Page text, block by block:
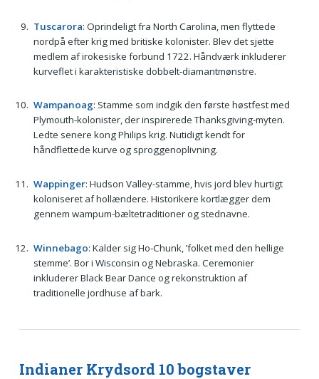
Tuscarora: Oprindeligt fra North Carolina, men flyttede
nordpå efter krig med britiske kolonister. Blev det sjette
medlem af irokesiske forbund 1722. Håndværk inkluderer
kurveflet i karakteristiske dobbelt-diamantmønstre.
Wampanoag: Stamme som indgik den første høstfest med
Plymouth-kolonister, der inspirerede Thanksgiving-myten.
Ledte senere kong Philips krig. Nutidigt kendt for
håndflettede kurve og sproggenoplivning.
Wappinger: Hudson Valley-stamme, hvis jord blev hurtigt
koloniseret af hollændere. Historikere kortlægger dem
gennem wampum-bæltetraditioner og stednavne.
Winnebago: Kalder sig Ho-Chunk, ’folket med den hellige
stemme’. Bor i Wisconsin og Nebraska. Ceremonier
inkluderer Black Bear Dance og rekonstruktion af
traditionelle jordhuse af bark.
Indianer Krydsord 10 bogstaver